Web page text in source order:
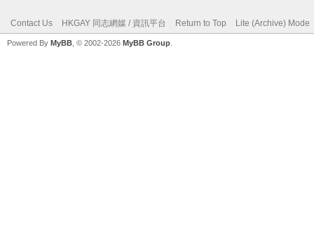
Contact Us HKGAY 同志網媒 / 資訊平台 Return to Top Lite (Archive) Mode
Powered By MyBB , © 2002-2026 MyBB Group